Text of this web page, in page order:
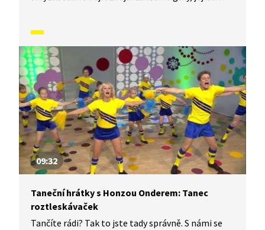
vás inspirovali a udělali z vás krále či královnu
každého tanečního parketu. Dneska si ukážeme,
jak to vypadá, když se tančí Tanec trampů.
09:32
Taneční hrátky s Honzou Onderem: Tanec
roztleskávaček
Tančíte rádi? Tak to jste tady správně. S námi se